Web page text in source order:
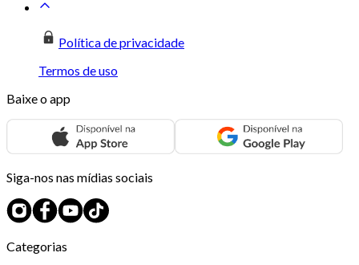
Política de privacidade
Termos de uso
Baixe o app
Siga-nos nas mídias sociais
Categorias